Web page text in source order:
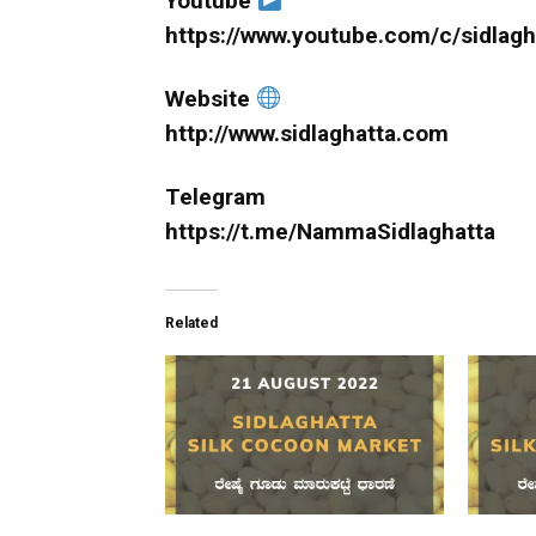
https://www.youtube.com/c/
Website
http://www.sidlaghatta.com
Telegram
https://t.me/NammaSidlaghatta
Related